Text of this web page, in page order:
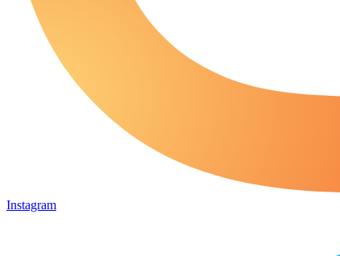
Instagram